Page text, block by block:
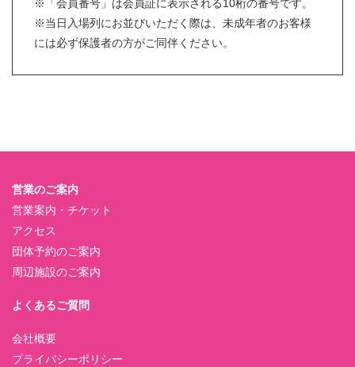
※「会員番号」は会員証に表示される10桁の番号です。
※当日入場列にお並びいただく際は、未成年者のお客様
には必ず保護者の方がご同伴ください。
営業のご案内
営業案内・チケット
アクセス
団体予約のご案内
周辺施設のご案内
よくあるご質問
会社概要
プライバシーポリシー